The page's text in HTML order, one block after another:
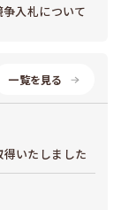
入札について
一覧を見る
得いたしました